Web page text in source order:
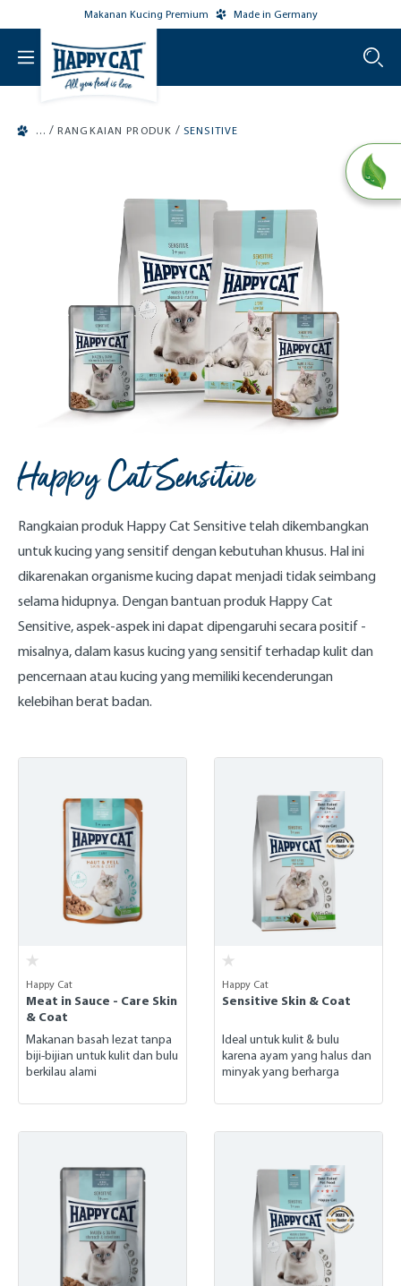
main contentMakanan Kucing Premium Made in Germany
/ RANGKAIAN PRODUK / SENSITIVE
Happy Cat Sensitive
Rangkaian produk Happy Cat Sensitive telah dikembangkan
untuk kucing yang sensitif dengan kebutuhan khusus. Hal ini
dikarenakan organisme kucing dapat menjadi tidak seimbang
selama hidupnya. Dengan bantuan produk Happy Cat
Sensitive, aspek-aspek ini dapat dipengaruhi secara positif -
misalnya, dalam kasus kucing yang sensitif terhadap kulit dan
pencernaan atau kucing yang memiliki kecenderungan
kelebihan berat badan.
Happy Cat
Meat in Sauce - Care Skin
& Coat
Makanan basah lezat tanpa
biji-bijian untuk kulit dan bulu
berkilau alami
Happy Cat
Sensitive Skin & Coat
Ideal untuk kulit & bulu
karena ayam yang halus dan
minyak yang berharga